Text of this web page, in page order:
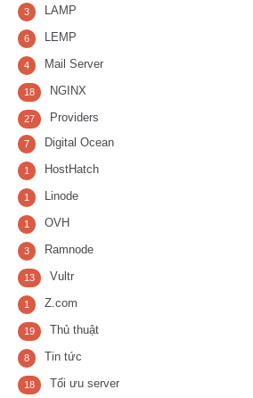
LAMP
3
LEMP
6
Mail Server
4
NGINX
18
Providers
27
Digital Ocean
7
HostHatch
1
Linode
1
OVH
1
Ramnode
3
Vultr
13
Z.com
1
Thủ thuật
19
Tin tức
8
Tối ưu server
18